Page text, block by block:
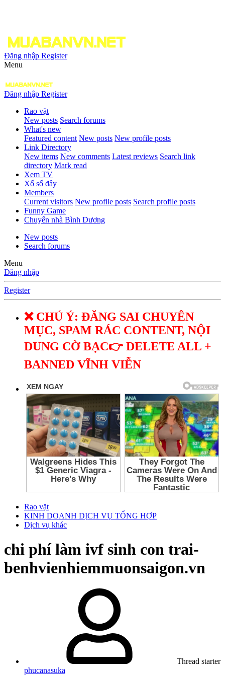
Đăng nhập Register
Menu
Đăng nhập Register
Rao vặt
New posts Search forums
What's new
Featured content New posts New profile posts
Link Directory
New items New comments Latest reviews Search link
directory Mark read
Xem TV
Xổ số đây
Members
Current visitors New profile posts Search profile posts
Funny Game
Chuyển nhà Bình Dương
New posts
Search forums
Menu
Đăng nhập
Register
❌ CHÚ Ý: ĐĂNG SAI CHUYÊN
MỤC, SPAM RÁC CONTENT, NỘI
DUNG CỜ BẠC👉 DELETE ALL +
BANNED VĨNH VIỄN
Rao vặt
KINH DOANH DỊCH VỤ TỔNG HỢP
Dịch vụ khác
chi phí làm ivf sinh con trai-
benhvienhiemmuonsaigon.vn
Thread starter
phucanasuka